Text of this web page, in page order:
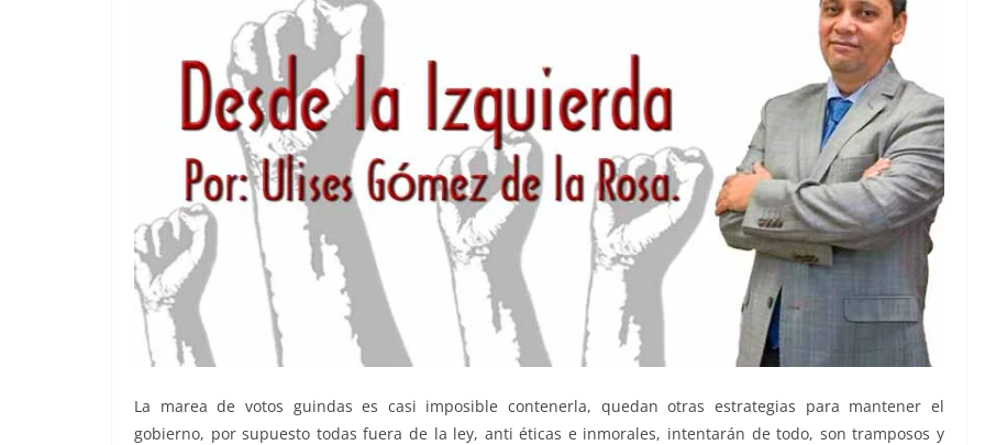
La marea de votos guindas es casi imposible contenerla, quedan otras estrategias para mantener el
gobierno, por supuesto todas fuera de la ley, anti éticas e inmorales, intentarán de todo, son tramposos y